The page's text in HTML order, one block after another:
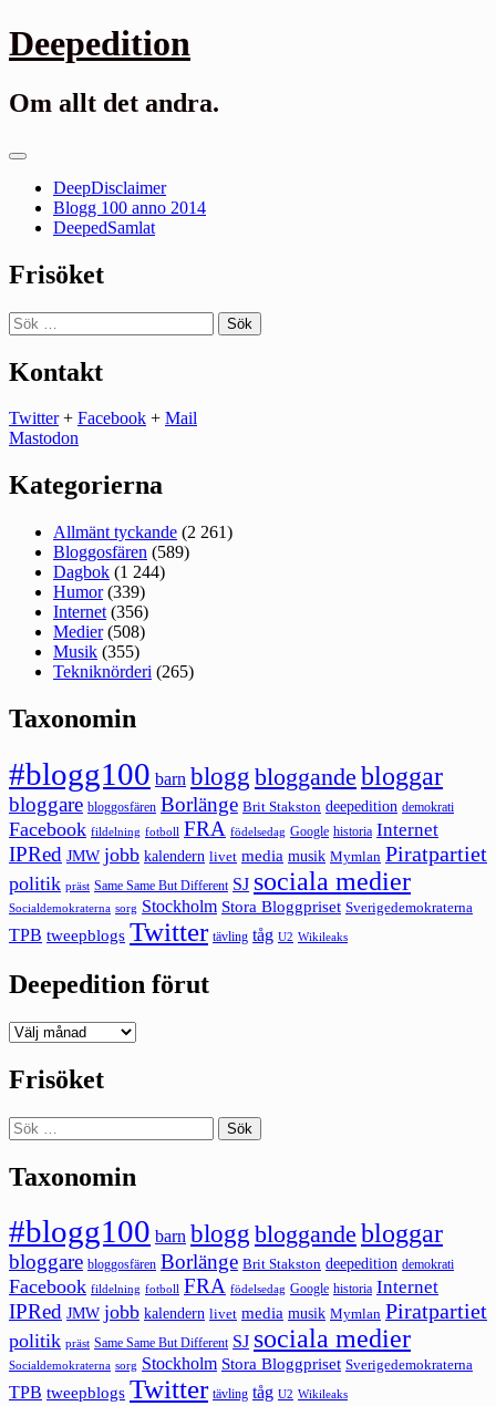
Gå
till
Deepedition
Om allt det andra.
Primär
DeepDisclaimer
Blogg 100 anno 2014
DeepedSamlat
Frisöket
Sök
efter:
Kontakt
Twitter+ Facebook + Mail
Mastodon
Kategorierna
Allmänt tyckande (2 261)
Bloggosfären (589)
Dagbok (1 244)
Humor(339)
Internet (356)
Medier(508)
Musik (355)
Tekniknörderi (265)
Taxonomin
#blogg100 barn blogg bloggande bloggar
bloggare bloggosfären Borlänge Brit Stakston deepedition demokrati
Facebook fildelning fotboll FRA födelsedag Google historia Internet
IPRed JMW jobb kalendern livet media musik Mymlan Piratpartiet
politik präst Same Same But Different SJ sociala medier
Socialdemokraterna sorg Stockholm Stora Bloggpriset Sverigedemokraterna
TPB tweepblogs Twitter tävling tåg U2 Wikileaks
Deepedition förut
Deepedition
Frisöket
Sök
efter:
Taxonomin
#blogg100 barn blogg bloggande bloggar
bloggare bloggosfären Borlänge Brit Stakston deepedition demokrati
Facebook fildelning fotboll FRA födelsedag Google historia Internet
IPRed JMW jobb kalendern livet media musik Mymlan Piratpartiet
politik präst Same Same But Different SJ sociala medier
Socialdemokraterna sorg Stockholm Stora Bloggpriset Sverigedemokraterna
TPB tweepblogs Twitter tävling tåg U2 Wikileaks